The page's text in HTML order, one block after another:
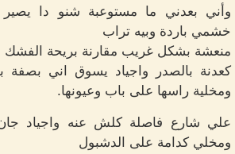
وأني بعدني ما مستوعبة شنو دا
خشمي باردة وبيه تراب
منعشة بشكل غريب مقارنة بريحة الفشك
كعدنة بالصدر واجياد يسوق اني بصفة
ومخلية راسها على باب وعيونها.
علي شارع فاصلة كلش عنه واجياد
ومخلي كدامة على الدشبول